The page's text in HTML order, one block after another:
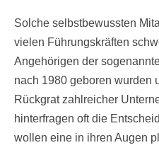
Solche selbstbewussten
vielen Führungskräften
Angehörigen der
nach 1980 geboren wurden
Rückgrat zahlreicher
hinterfragen oft die
wollen eine in ihren Augen